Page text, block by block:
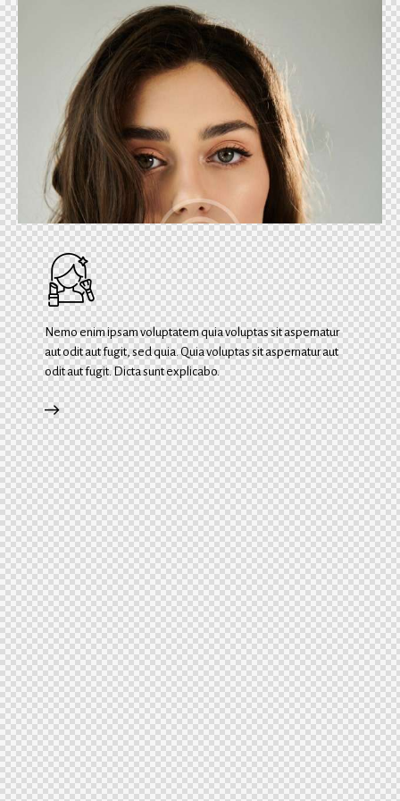
Nemo enim ipsam voluptatem quia voluptas sit aspernatur
aut odit aut fugit, sed quia. Quia voluptas sit aspernatur aut
odit aut fugit. Dicta sunt explicabo.